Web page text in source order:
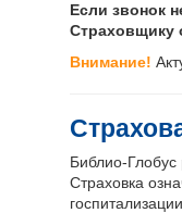
Если звонок
Страховщику
Внимание!
Библио-
Страховка